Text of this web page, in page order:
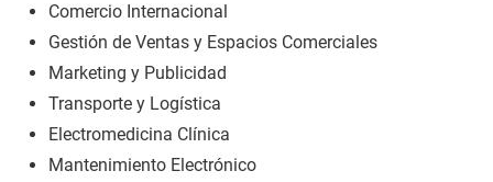
Comercio Internacional
Gestión de Ventas y Espacios Comerciales
Marketing y Publicidad
Transporte y Logística
Electromedicina Clínica
Mantenimiento Electrónico